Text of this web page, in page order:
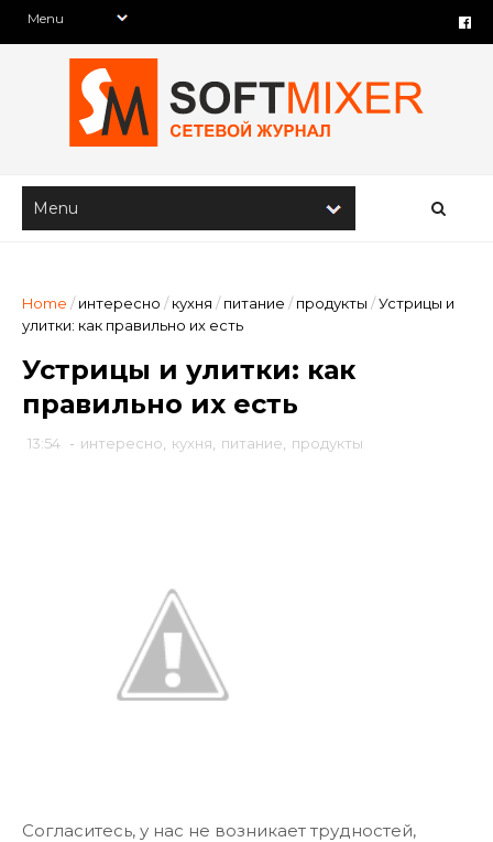
Home / интересно / кухня / питание / продукты /Устрицы и
улитки: как правильно их есть
Устрицы и улитки: как
правильно их есть
13:54 - интересно кухня питание продукты
Согласитесь, у нас не возникает трудностей,